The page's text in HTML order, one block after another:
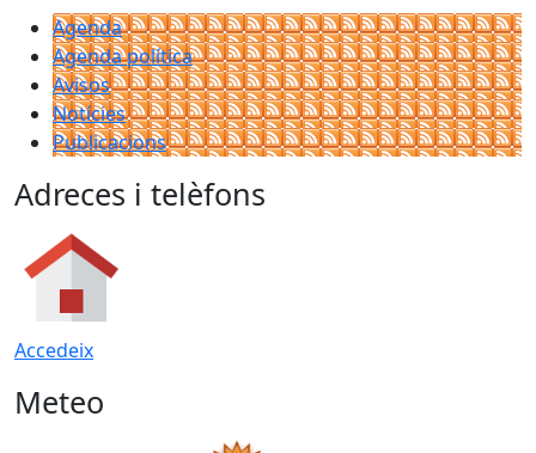
Agenda
Agenda política
Avisos
Notícies
Publicacions
Adreces i telèfons
Accedeix
Meteo